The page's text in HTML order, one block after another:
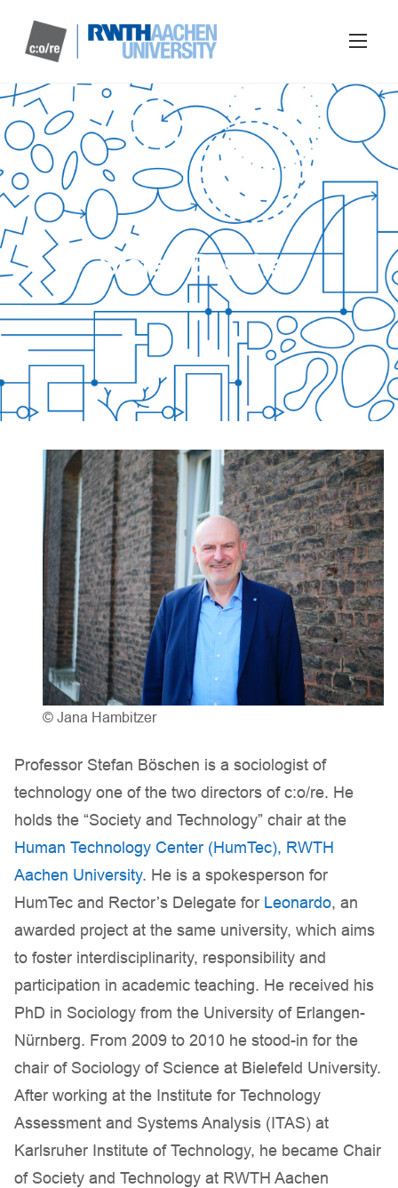
Stefan Böschen
© Jana Hambitzer
Professor Stefan Böschen is a sociologist of
technology one of the two directors of c:o/re. He
holds the “Society and Technology” chair at the
Human Technology Center (HumTec), RWTH
Aachen University. He is a spokesperson for
HumTec and Rector’s Delegate for Leonardo, an
awarded project at the same university, which aims
to foster interdisciplinarity, responsibility and
participation in academic teaching. He received his
PhD in Sociology from the University of Erlangen-
Nürnberg. From 2009 to 2010 he stood-in for the
chair of Sociology of Science at Bielefeld University.
After working at the Institute for Technology
Assessment and Systems Analysis (ITAS) at
Karlsruher Institute of Technology, he became Chair
of Society and Technology at RWTH Aachen